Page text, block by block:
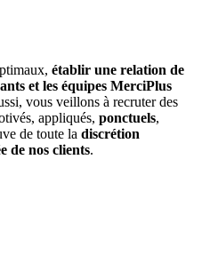
établir une relation de
et les équipes MerciPlus
vous veillons à recruter des
appliqués, ponctuels,
de toute la discrétion
de nos clients.